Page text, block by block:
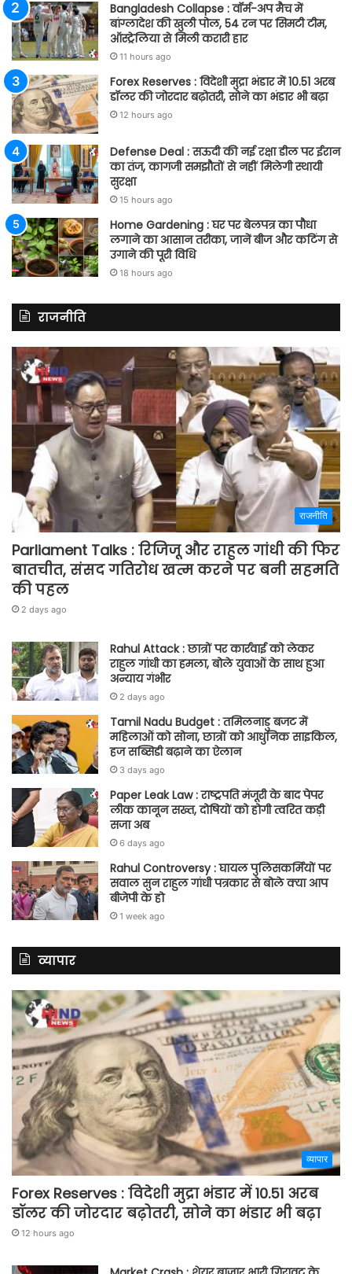
Bangladesh Collapse : वॉर्म-अप मैच में
बांग्लादेश की खुली पोल, 54 रन पर सिमटी टीम,
ऑस्ट्रेलिया से मिली करारी हार
11 hours ago
Forex Reserves : विदेशी मुद्रा भंडार में 10.51 अरब
डॉलर की जोरदार बढ़ोतरी, सोने का भंडार भी बढ़ा
12 hours ago
Defense Deal : सऊदी की नई रक्षा डील पर ईरान
का तंज, कागजी समझौतों से नहीं मिलेगी स्थायी
सुरक्षा
15 hours ago
Home Gardening : घर पर बेलपत्र का पौधा
लगाने का आसान तरीका, जानें बीज और कटिंग से
उगाने की पूरी विधि
18 hours ago
राजनीति
राजनीति
Parliament Talks : रिजिजू और राहुल गांधी की फिर
बातचीत, संसद गतिरोध खत्म करने पर बनी सहमति
की पहल
2 days ago
Rahul Attack : छात्रों पर कार्रवाई को लेकर
राहुल गांधी का हमला, बोले युवाओं के साथ हुआ
अन्याय गंभीर
2 days ago
Tamil Nadu Budget : तमिलनाडु बजट में
महिलाओं को सोना, छात्रों को आधुनिक साइकिल,
हज सब्सिडी बढ़ाने का ऐलान
3 days ago
Paper Leak Law : राष्ट्रपति मंजूरी के बाद पेपर
लीक कानून सख्त, दोषियों को होगी त्वरित कड़ी
सजा अब
6 days ago
Rahul Controversy : घायल पुलिसकर्मियों पर
सवाल सुन राहुल गांधी पत्रकार से बोले क्या आप
बीजेपी के हो
1 week ago
व्यापार
व्यापार
Forex Reserves : विदेशी मुद्रा भंडार में 10.51 अरब
डॉलर की जोरदार बढ़ोतरी, सोने का भंडार भी बढ़ा
12 hours ago